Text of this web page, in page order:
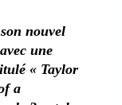
nouvel
une
« Taylor
a